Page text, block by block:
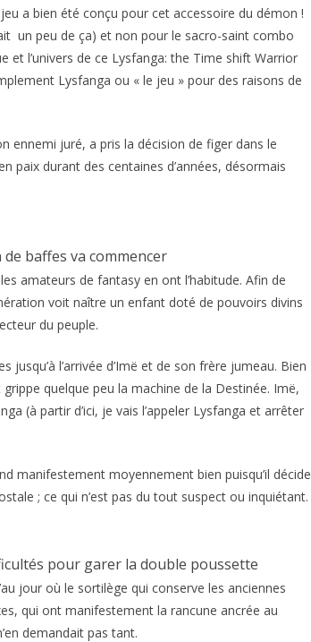
a bien été conçu pour cet accessoire du démon !
un peu de ça) et non pour le sacro-saint combo
et l’univers de ce Lysfanga: the Time shift Warrior
Lysfanga ou « le jeu » pour des raisons de
ennemi juré, a pris la décision de figer dans le
paix durant des centaines d’années, désormais
baffes va commencer
amateurs de fantasy en ont l’habitude. Afin de
voit naître un enfant doté de pouvoirs divins
du peuple.
l’arrivée d’Imë et de son frère jumeau. Bien
quelque peu la machine de la Destinée. Imë,
(à partir d’ici, je vais l’appeler Lysfanga et arrêter
manifestement moyennement bien puisqu’il décide
; ce qui n’est pas du tout suspect ou inquiétant.
pour garer la double poussette
jour où le sortilège qui conserve les anciennes
qui ont manifestement la rancune ancrée au
demandait pas tant.